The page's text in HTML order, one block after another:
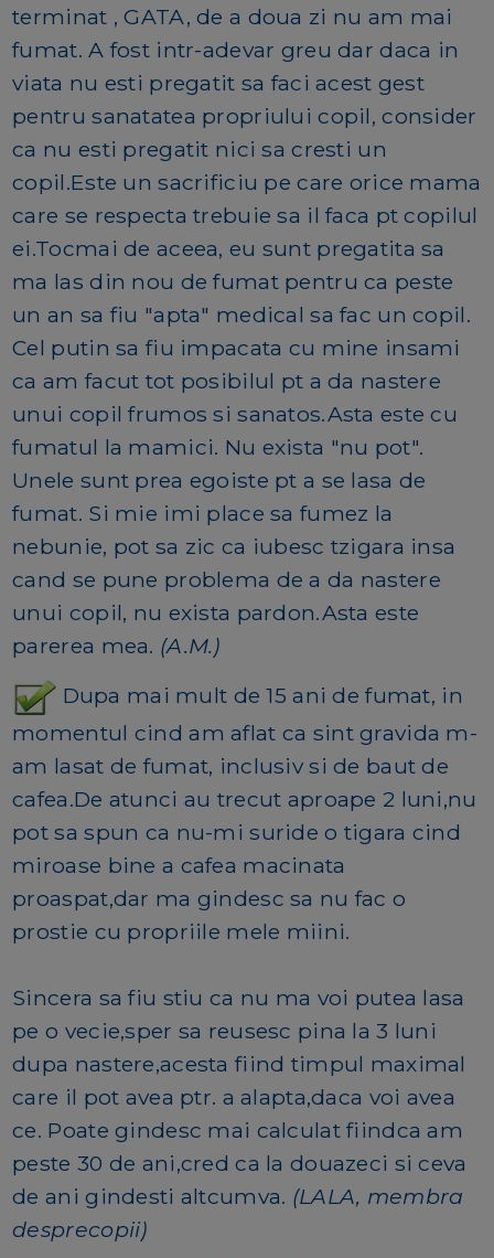
terminat , GATA, de a doua zi nu am mai
fumat. A fost intr-adevar greu dar daca in
viata nu esti pregatit sa faci acest gest
pentru sanatatea propriului copil, consider
ca nu esti pregatit nici sa cresti un
copil.Este un sacrificiu pe care orice mama
care se respecta trebuie sa il faca pt copilul
ei.Tocmai de aceea, eu sunt pregatita sa
ma las din nou de fumat pentru ca peste
un an sa fiu "apta" medical sa fac un copil.
Cel putin sa fiu impacata cu mine insami
ca am facut tot posibilul pt a da nastere
unui copil frumos si sanatos.Asta este cu
fumatul la mamici. Nu exista "nu pot".
Unele sunt prea egoiste pt a se lasa de
fumat. Si mie imi place sa fumez la
nebunie, pot sa zic ca iubesc tzigara insa
cand se pune problema de a da nastere
unui copil, nu exista pardon.Asta este
parerea mea. (A.M.)
Dupa mai mult de 15 ani de fumat, in
momentul cind am aflat ca sint gravida m-
am lasat de fumat, inclusiv si de baut de
cafea.De atunci au trecut aproape 2 luni,nu
pot sa spun ca nu-mi suride o tigara cind
miroase bine a cafea macinata
proaspat,dar ma gindesc sa nu fac o
prostie cu propriile mele miini.
Sincera sa fiu stiu ca nu ma voi putea lasa
pe o vecie,sper sa reusesc pina la 3 luni
dupa nastere,acesta fiind timpul maximal
care il pot avea ptr. a alapta,daca voi avea
ce. Poate gindesc mai calculat fiindca am
peste 30 de ani,cred ca la douazeci si ceva
de ani gindesti altcumva. (LALA, membra
desprecopii)